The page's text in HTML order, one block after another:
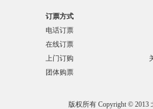
订票方式
电话订票
在线订票
上门订购
团体购票
版权所有 Copyright © 2013